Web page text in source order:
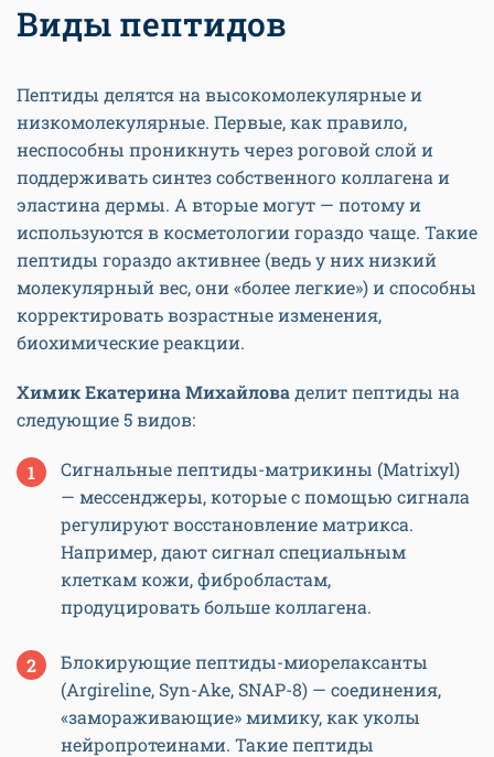
Виды пептидов
Пептиды делятся на высокомолекулярные и
низкомолекулярные. Первые, как правило,
неспособны проникнуть через роговой слой и
поддерживать синтез собственного коллагена и
эластина дермы. А вторые могут — потому и
используются в косметологии гораздо чаще. Такие
пептиды гораздо активнее (ведь у них низкий
молекулярный вес, они «более легкие») и способны
корректировать возрастные изменения,
биохимические реакции.
Химик Екатерина Михайлова делит пептиды на
следующие 5 видов:
Cигнальные пептиды-матрикины (Matrixyl)
— мессенджеры, которые с помощью сигнала
регулируют восстановление матрикса.
Например, дают сигнал специальным
клеткам кожи, фибробластам,
продуцировать больше коллагена.
Блокирующие пептиды-миорелаксанты
(Argireline, Syn-Ake, SNAP-8) — соединения,
«замораживающие» мимику, как уколы
нейропротеинами. Такие пептиды